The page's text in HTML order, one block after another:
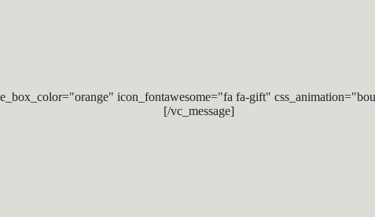
icon_fontawesome="fa fa-gift"
[/vc_message]